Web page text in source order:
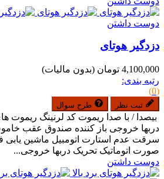
دوست داشتن
دزدگیر هوتای
4,100,000 تومان
(بدون مالیات)
رتبه بندی:
(0)
ثبت نظر طرح سوال
بیصدا / با صدا ریموت کد لرنینگ ریموت
دربها خروجی باز کننده صندوق عقب
سرقت عدم استارت اتومبیل ماشین یابی
صورت اتوماتیک تحریک دربها خروجی...
دوست داشتن